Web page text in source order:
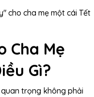
cho cha mẹ một cái Tết
Cha Mẹ
Gì?
quan trọng không phải